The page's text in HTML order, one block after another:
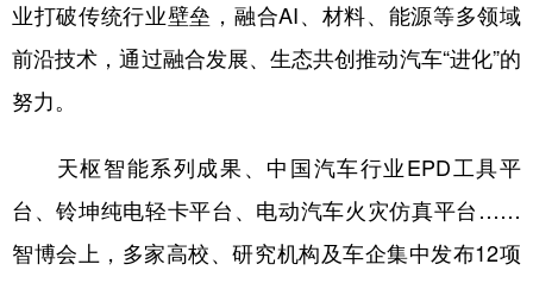
业打破传统行业壁垒，融合AI、材料、能源等多领域
前沿技术，通过融合发展、生态共创推动汽车“进化”的
努力。
天枢智能系列成果、中国汽车行业EPD工具平
台、铃坤纯电轻卡平台、电动汽车火灾仿真平台……
智博会上，多家高校、研究机构及车企集中发布12项